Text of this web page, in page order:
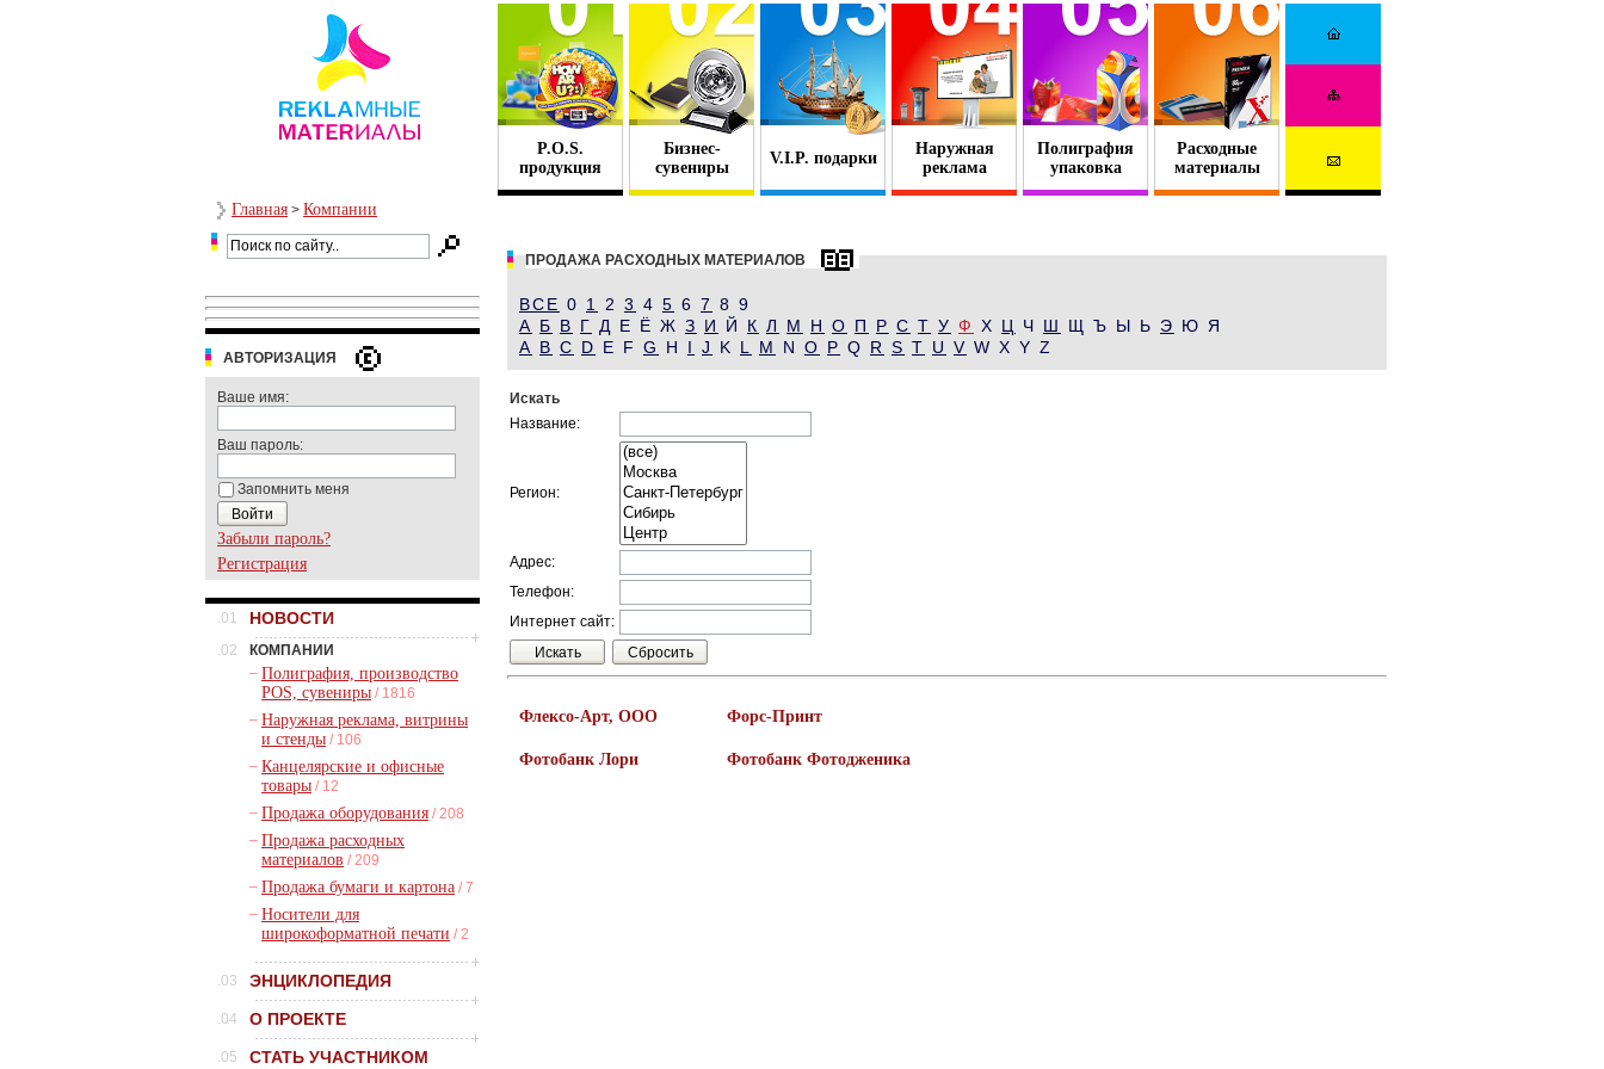
P.O.S.
продукция
Бизнес-
сувениры
V.I.P. подарки
Наружная
реклама
Полиграфия
упаковка
Расходные
материалы
Главная > Компании
АВТОРИЗАЦИЯ
Ваше имя:
Ваш пароль:
Запомнить меня
Забыли пароль?
Регистрация
.01 НОВОСТИ
.02
КОМПАНИИ
– Полиграфия, производство
POS, сувениры / 1816
– Наружная реклама, витрины
и стенды / 106
– Канцелярские и офисные
товары / 12
– Продажа оборудования / 208
– Продажа расходных
материалов / 209
– Продажа бумаги и картона / 7
– Носители для
широкоформатной печати / 2
.03 ЭНЦИКЛОПЕДИЯ
.04 О ПРОЕКТЕ
.05 СТАТЬ УЧАСТНИКОМ
ПРОДАЖА РАСХОДНЫХ МАТЕРИАЛОВ
ВСЕ 0 1 2 3 4 5 6 7 8 9
А Б В Г Д Е Ё Ж З И Й К Л М Н О П Р С Т У Ф Х Ц Ч Ш Щ Ъ Ы Ь Э Ю Я
A B C D E F G H I J K L M N O P Q R S T U V W X Y Z
Искать
Название:
Регион:
Адрес:
Телефон:
Интернет сайт:
Флексо-Арт, ООО Форс-Принт
Фотобанк Лори Фотобанк Фотодженика